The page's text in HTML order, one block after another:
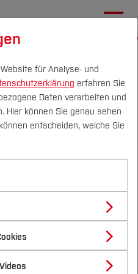
DE|EN Quicklinks
pol. Mi-Yong
Transfer &
für Analyse- und
erfahren Sie
Daten verarbeiten und
Hier können Sie genau sehen
entscheiden, welche Sie